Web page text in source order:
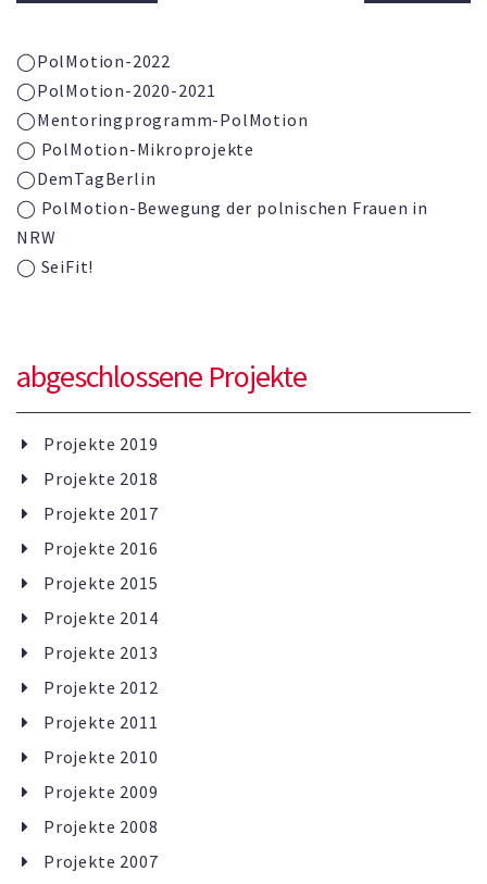
◯PolMotion-2022
◯PolMotion-2020-2021
◯Mentoringprogramm-PolMotion
◯ PolMotion-Mikroprojekte
◯DemTagBerlin
◯ PolMotion-Bewegung der polnischen Frauen in
NRW
◯ SeiFit!
abgeschlossene Projekte
Projekte 2019
Projekte 2018
Projekte 2017
Projekte 2016
Projekte 2015
Projekte 2014
Projekte 2013
Projekte 2012
Projekte 2011
Projekte 2010
Projekte 2009
Projekte 2008
Projekte 2007